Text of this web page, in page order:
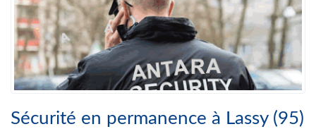
Sécurité en permanence à Lassy (95)